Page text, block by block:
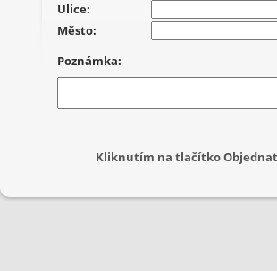
Ulice:
Město:
Poznámka:
Kliknutím na tlačítko